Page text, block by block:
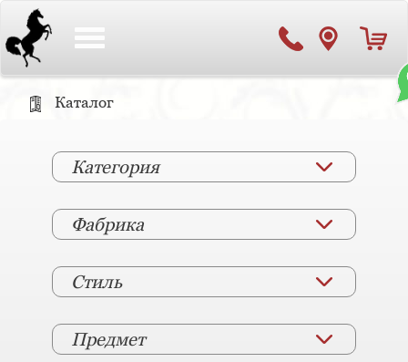
Каталог
Категория
Фабрика
Стиль
Предмет